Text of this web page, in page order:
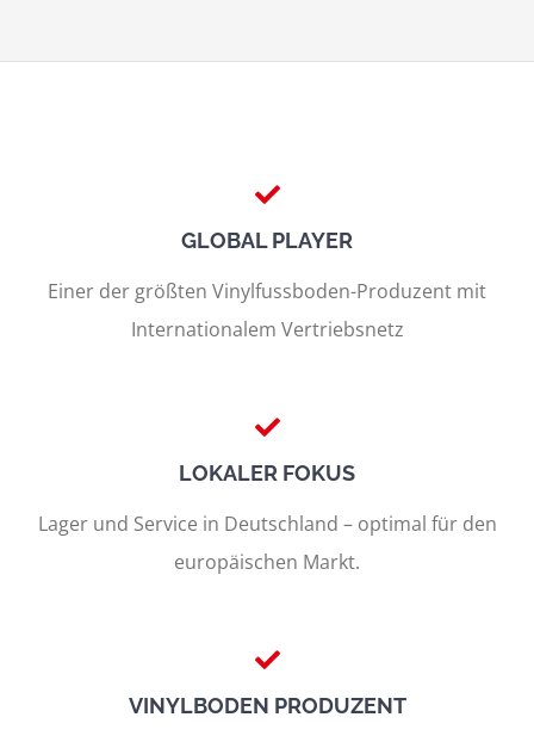
GLOBAL PLAYER
Einer der größten Vinylfussboden-Produzent mit
Internationalem Vertriebsnetz
LOKALER FOKUS
Lager und Service in Deutschland – optimal für den
europäischen Markt.
VINYLBODEN PRODUZENT